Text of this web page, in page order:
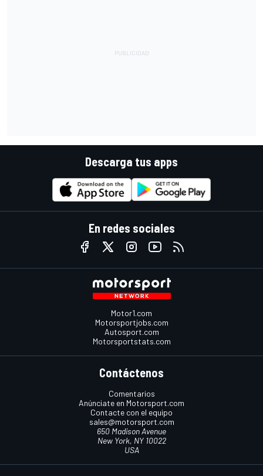
Descarga tus apps
En redes sociales
Motor1.com
Motorsportjobs.com
Autosport.com
Motorsportstats.com
Contáctenos
Comentarios
Anúnciate en Motorsport.com
Contacte con el equipo
sales@motorsport.com
650 Madison Avenue
New York, NY 10022
USA